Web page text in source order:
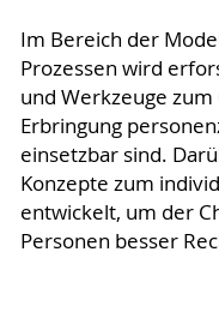
Im Bereich der
Prozessen wird
und Werkzeuge
Erbringung
einsetzbar sind.
Konzepte zum
entwickelt, um der
Personen besser